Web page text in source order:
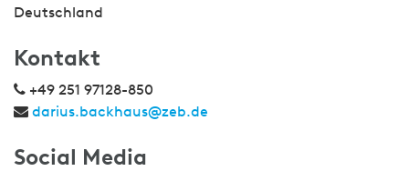
Deutschland
Kontakt
+49 251 97128-850
darius.backhaus@zeb.de
Social Media